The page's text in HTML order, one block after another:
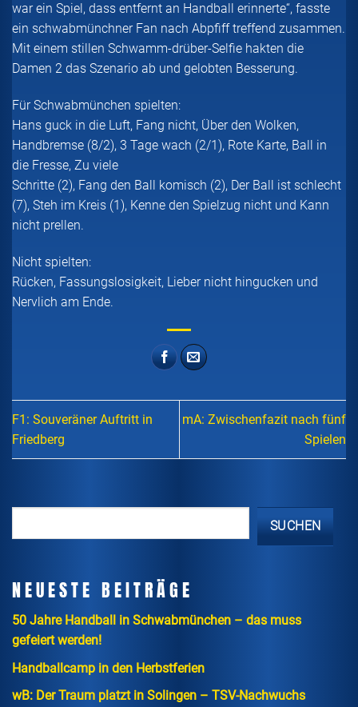
war ein Spiel, dass entfernt an Handball erinnerte“, fasste
ein schwabmünchner Fan nach Abpfiff treffend zusammen.
Mit einem stillen Schwamm-drüber-Selfie hakten die
Damen 2 das Szenario ab und gelobten Besserung.
Für Schwabmünchen spielten:
Hans guck in die Luft, Fang nicht, Über den Wolken,
Handbremse (8/2), 3 Tage wach (2/1), Rote Karte, Ball in
die Fresse, Zu viele
Schritte (2), Fang den Ball komisch (2), Der Ball ist schlecht
(7), Steh im Kreis (1), Kenne den Spielzug nicht und Kann
nicht prellen.
Nicht spielten:
Rücken, Fassungslosigkeit, Lieber nicht hingucken und
Nervlich am Ende.
F1: Souveräner Auftritt in
Friedberg
mA: Zwischenfazit nach fünf
Spielen
SUCHEN
NEUESTE BEITRÄGE
50 Jahre Handball in Schwabmünchen – das muss
gefeiert werden!
Handballcamp in den Herbstferien
wB: Der Traum platzt in Solingen – TSV-Nachwuchs